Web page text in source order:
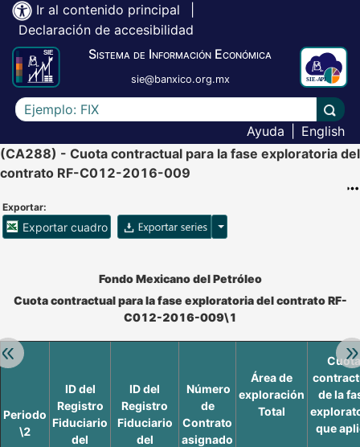
Ir al contenido principal
Declaración de accesibilidad
Sistema de Información Económica
sie@banxico.org.mx
Escriba el texto a buscar
Ayuda
English
(CA288) - Cuota contractual para la fase exploratoria del
contrato RF-C012-2016-009
Exportar:
Exportar cuadro Opciones para exportar
Retroceder:
Accesibilidad de Cuadros Analíticos, al exportar el cuadro
Fondo Mexicano del Petróleo
Cuota contractual para la fase exploratoria del contrato RF-
C012-2016-009\1
Periodo
\2
ID del
Registro
Fiduciario
del
ID del
Registro
Fiduciario
del
Número
de
Contrato
asignado
Área de
exploración
Total
Cuota
de la
que